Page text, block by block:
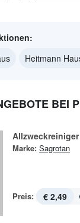
Heitmann
BEI
Allzweckreiniger
Marke: Sagrotan
Preis: € 2,49